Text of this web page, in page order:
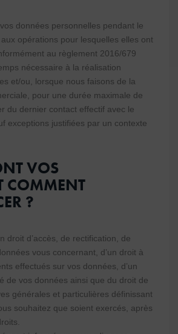
données personnelles pendant le
opérations pour lesquelles elles ont
au règlement 2016/679
nécessaire à la réalisation
et/ou, lorsque nous faisons de la
pour une durée maximale de
du dernier contact effectif avec le
exceptions justifiées par un contexte
VOS
COMMENT
?
droit d’accès, de rectification, de
vous concernant, d’un droit à
effectués sur vos données, d’un
de vos données ainsi que du droit de
générales et particulières définissant
souhaitez que soient exercés, après